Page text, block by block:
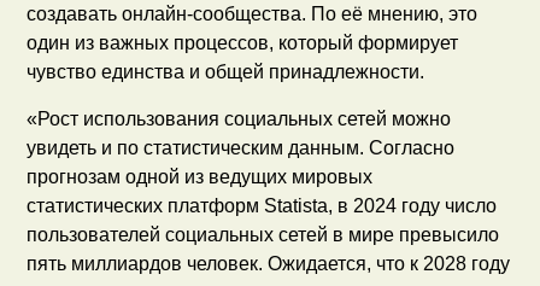
создавать онлайн-сообщества. По её мнению, это
один из важных процессов, который формирует
чувство единства и общей принадлежности.
«Рост использования социальных сетей можно
увидеть и по статистическим данным. Согласно
прогнозам одной из ведущих мировых
статистических платформ Statista, в 2024 году число
пользователей социальных сетей в мире превысило
пять миллиардов человек. Ожидается, что к 2028 году